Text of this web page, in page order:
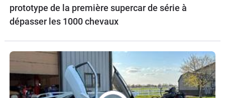
prototype de la première supercar de série à
dépasser les 1000 chevaux